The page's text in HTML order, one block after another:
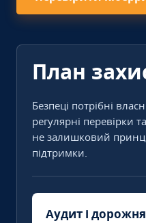
План
Безпеці потрібні
регулярні перевірки
не залишковий
підтримки.
Аудит і